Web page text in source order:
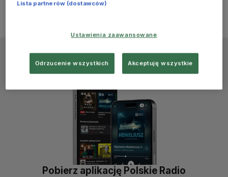
Pobierz aplikację Polskie Radio
Lista partnerów (dostawców)
Ustawienia zaawansowane
Odrzucenie wszystkich Akceptuję wszystkie